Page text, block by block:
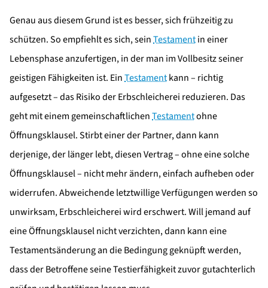
Genau aus diesem Grund ist es besser, sich frühzeitig zu
schützen. So empfiehlt es sich, seinTestamentin einer
Lebensphase anzufertigen, in der man im Vollbesitz seiner
geistigen Fähigkeiten ist. EinTestamentkann – richtig
aufgesetzt – das Risiko der Erbschleicherei reduzieren. Das
geht mit einem gemeinschaftlichenTestamentohne
Öffnungsklausel. Stirbt einer der Partner, dann kann
derjenige, der länger lebt, diesen Vertrag – ohne eine solche
Öffnungsklausel – nicht mehr ändern, einfach aufheben oder
widerrufen. Abweichende letztwillige Verfügungen werden so
unwirksam, Erbschleicherei wird erschwert. Will jemand auf
eine Öffnungsklausel nicht verzichten, dann kann eine
Testamentsänderung an die Bedingung geknüpft werden,
dass der Betroffene seine Testierfähigkeit zuvor gutachterlich